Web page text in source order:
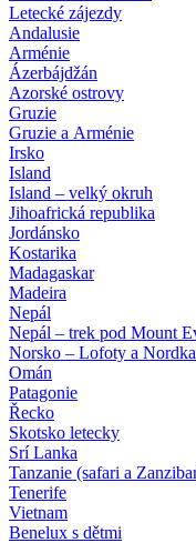
Letecké zájezdy
Andalusie
Arménie
Ázerbájdžán
Azorské ostrovy
Gruzie
Gruzie a Arménie
Irsko
Island
Island – velký okruh
Jihoafrická republika
Jordánsko
Kostarika
Madagaskar
Madeira
Nepál
Nepál – trek pod Mount
Norsko – Lofoty a
Omán
Patagonie
Řecko
Skotsko letecky
Srí Lanka
Tanzanie (safari a
Tenerife
Vietnam
Benelux s dětmi